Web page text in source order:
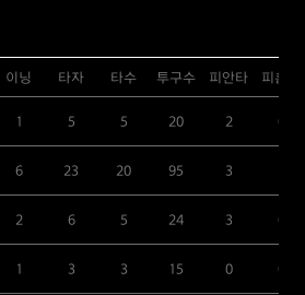
이닝 타자 타수 투구수 피안타 피홈런
1 5 5 20 2 0
6 23 20 95 3
2 6 5 24 3 0
1 3 3 15 0 0